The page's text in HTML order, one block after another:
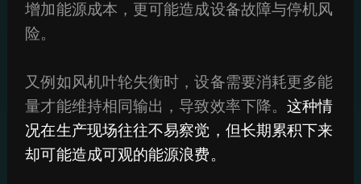
增加能源成本，更可能造成设备故障与停机风
险。
又例如风机叶轮失衡时，设备需要消耗更多能
量才能维持相同输出，导致效率下降。这种情
况在生产现场往往不易察觉，但长期累积下来
却可能造成可观的能源浪费。